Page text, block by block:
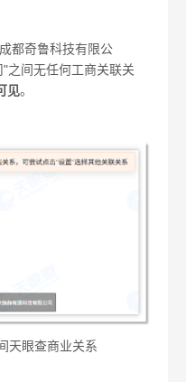
都奇鲁科技有限公
之间无任何工商关联关
见。
天眼查商业关系